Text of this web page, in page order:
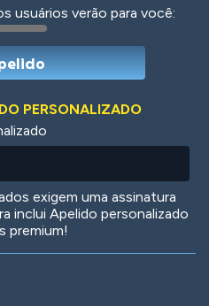
Cats
usuários verão para você:
PERSONALIZADO
exigem uma assinatura
inclui Apelido personalizado
premium!